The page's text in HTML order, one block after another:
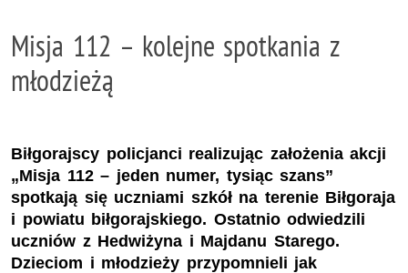
Misja 112 – kolejne spotkania z
młodzieżą
Biłgorajscy policjanci realizując założenia akcji
„Misja 112 – jeden numer, tysiąc szans”
spotkają się uczniami szkół na terenie Biłgoraja
i powiatu biłgorajskiego. Ostatnio odwiedzili
uczniów z Hedwiżyna i Majdanu Starego.
Dzieciom i młodzieży przypomnieli jak